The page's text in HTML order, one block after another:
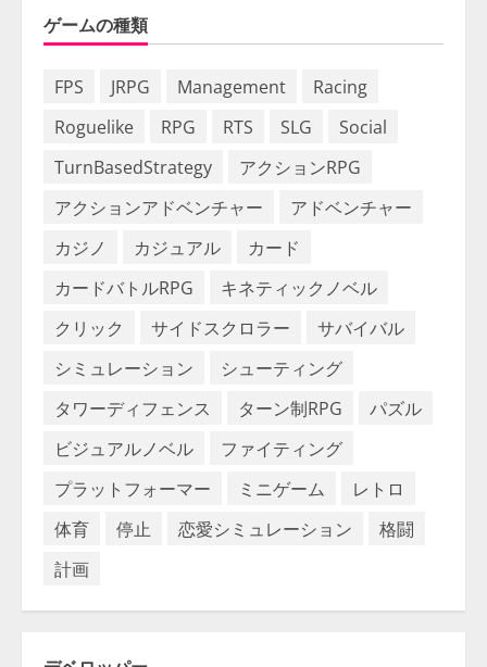
ゲームの種類
FPS JRPG Management
Racing
Roguelike
RPG RTS SLG
Social
TurnBasedStrategy
アクションRPG
アクションアドベンチャー
アドベンチャー
カジノ
カジュアル
カード
カードバトルRPG
キネティックノベル
クリック
サイドスクロラー
サバイバル
シミュレーション
シューティング
タワーディフェンス
ターン制RPG
パズル
ビジュアルノベル
ファイティング
プラットフォーマー
ミニゲーム
レトロ
体育
停止 恋愛シミュレーション
格闘
計画